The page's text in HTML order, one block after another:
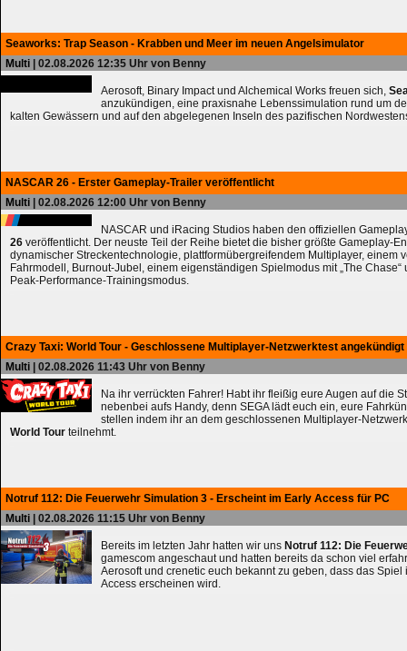
Seaworks: Trap Season - Krabben und Meer im neuen Angelsimulator
Multi | 02.08.2026 12:35 Uhr von Benny
Aerosoft, Binary Impact und Alchemical Works freuen sich,
anzukündigen, eine praxisnahe Lebenssimulation rund um
kalten Gewässern und auf den abgelegenen Inseln des pazifischen
NASCAR 26 - Erster Gameplay-Trailer veröffentlicht
Multi | 02.08.2026 12:00 Uhr von Benny
NASCAR und iRacing Studios haben den offiziellen
26 veröffentlicht. Der neuste Teil der Reihe bietet die bisher größte Gameplay-
dynamischer Streckentechnologie, plattformübergreifendem Multiplayer, einem
Fahrmodell, Burnout-Jubel, einem eigenständigen Spielmodus mit „The
Peak-Performance-Trainingsmodus.
Crazy Taxi: World Tour - Geschlossene Multiplayer-Netzwerktest angekündigt
Multi | 02.08.2026 11:43 Uhr von Benny
Na ihr verrückten Fahrer! Habt ihr fleißig eure Augen auf die
nebenbei aufs Handy, denn SEGA lädt euch ein, eure
stellen indem ihr an dem geschlossenen Multiplayer-
World Tour teilnehmt.
Notruf 112: Die Feuerwehr Simulation 3 - Erscheint im Early Access für PC
Multi | 02.08.2026 11:15 Uhr von Benny
Bereits im letzten Jahr hatten wir uns Notruf 112: Die
gamescom angeschaut und hatten bereits da schon viel
Aerosoft und crenetic euch bekannt zu geben, dass das Spiel
Access erscheinen wird.